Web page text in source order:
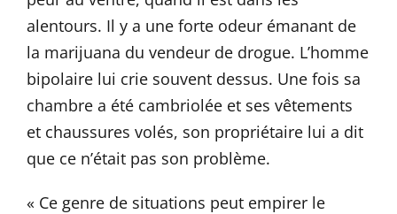
alentours. Il y a une forte odeur émanant de
la marijuana du vendeur de drogue. L’homme
bipolaire lui crie souvent dessus. Une fois sa
chambre a été cambriolée et ses vêtements
et chaussures volés, son propriétaire lui a dit
que ce n’était pas son problème.
« Ce genre de situations peut empirer le